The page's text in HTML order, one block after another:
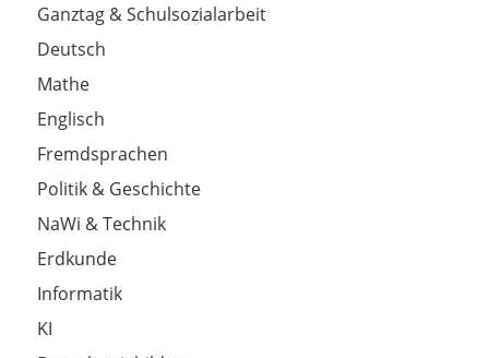
Ganztag & Schulsozialarbeit
Deutsch
Mathe
Englisch
Fremdsprachen
Politik & Geschichte
NaWi & Technik
Erdkunde
Informatik
KI